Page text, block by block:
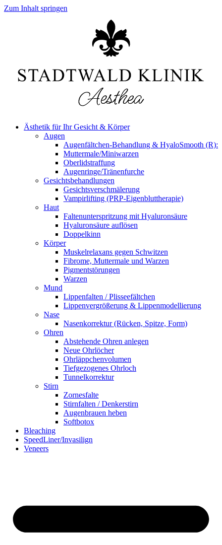
Zum Inhalt springen
Ästhetik für Ihr Gesicht & Körper
Augen
Augenfältchen-Behandlung & HyaloSmooth (R):
Muttermale/Miniwarzen
Oberlidstraffung
Augenringe/Tränenfurche
Gesichtsbehandlungen
Gesichtsverschmälerung
Vampirlifting (PRP-Eigenbluttherapie)
Haut
Faltenunterspritzung mit Hyaluronsäure
Hyaluronsäure auflösen
Doppelkinn
Körper
Muskelrelaxans gegen Schwitzen
Fibrome, Muttermale und Warzen
Pigmentstörungen
Warzen
Mund
Lippenfalten / Plisseefältchen
Lippenvergrößerung & Lippenmodellierung
Nase
Nasenkorrektur (Rücken, Spitze, Form)
Ohren
Abstehende Ohren anlegen
Neue Ohrlöcher
Ohrläppchenvolumen
Tiefgezogenes Ohrloch
Tunnelkorrektur
Stirn
Zornesfalte
Stirnfalten / Denkerstirn
Augenbrauen heben
Softbotox
Bleaching
SpeedLiner/Invasilign
Veneers